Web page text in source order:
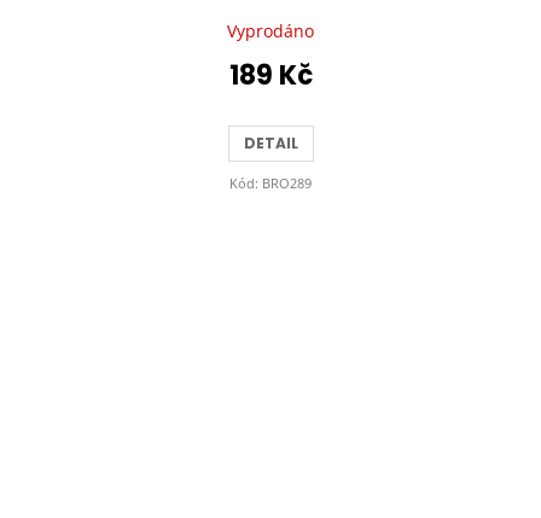
Vyprodáno
189 Kč
DETAIL
Kód: BRO289